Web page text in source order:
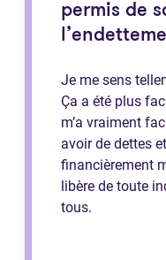
permis de
Je me sens
Ça a été plus
m’a vraiment
avoir de dettes
financièrement
libère de toute
tous.